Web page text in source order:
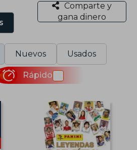
Comparte y
gana dinero
Nuevos Usados
Rápido